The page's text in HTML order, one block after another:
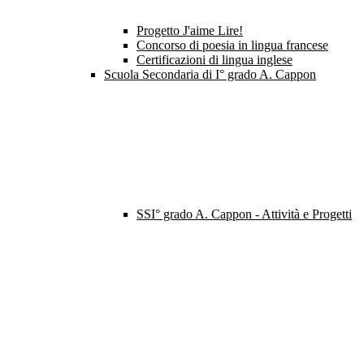
Progetto J'aime Lire!
Concorso di poesia in lingua francese
Certificazioni di lingua inglese
Scuola Secondaria di I° grado A. Cappon
SSI° grado A. Cappon - Attività e Progetti